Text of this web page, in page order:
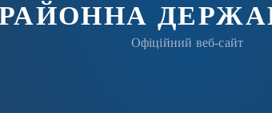
Офіційний веб-сайт